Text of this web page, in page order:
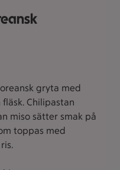
10 kommentarer
gryta med
Chilipastan
miso sätter smak på
toppas med